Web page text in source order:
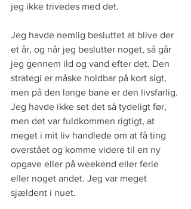
jeg ikke trivedes med det.
Jeg havde nemlig besluttet at blive der
et år, og når jeg beslutter noget, så går
jeg gennem ild og vand efter det. Den
strategi er måske holdbar på kort sigt,
men på den lange bane er den livsfarlig.
Jeg havde ikke set det så tydeligt før,
men det var fuldkommen rigtigt, at
meget i mit liv handlede om at få ting
overstået og komme videre til en ny
opgave eller på weekend eller ferie
eller noget andet. Jeg var meget
sjældent i nuet.